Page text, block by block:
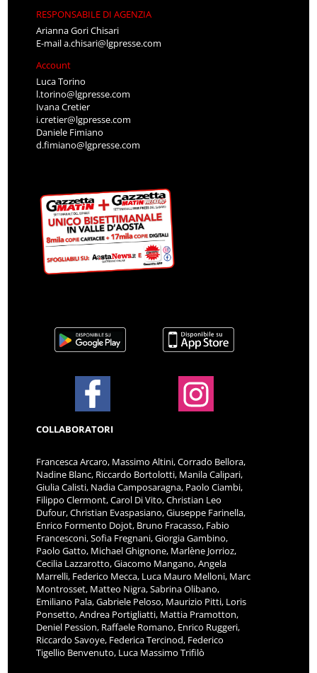
RESPONSABILE DI AGENZIA
Arianna Gori Chisari
E-maila.chisari@lgpresse.com
Account
Luca Torino
l.torino@lgpresse.com
Ivana Cretier
i.cretier@lgpresse.com
Daniele Fimiano
d.fimiano@lgpresse.com
COLLABORATORI
Francesca Arcaro, Massimo Altini, Corrado Bellora,
Nadine Blanc, Riccardo Bortolotti, Manila Calipari,
Giulia Calisti, Nadia Camposaragna, Paolo Ciambi,
Filippo Clermont, Carol Di Vito, Christian Leo
Dufour, Christian Evaspasiano, Giuseppe Farinella,
Enrico Formento Dojot, Bruno Fracasso, Fabio
Francesconi, Sofia Fregnani, Giorgia Gambino,
Paolo Gatto, Michael Ghignone, Marlène Jorrioz,
Cecilia Lazzarotto, Giacomo Mangano, Angela
Marrelli, Federico Mecca, Luca Mauro Melloni, Marc
Montrosset, Matteo Nigra, Sabrina Olibano,
Emiliano Pala, Gabriele Peloso, Maurizio Pitti, Loris
Ponsetto, Andrea Portigliatti, Mattia Pramotton,
Deniel Pession, Raffaele Romano, Enrico Ruggeri,
Riccardo Savoye, Federica Tercinod, Federico
Tigellio Benvenuto, Luca Massimo Trifilò